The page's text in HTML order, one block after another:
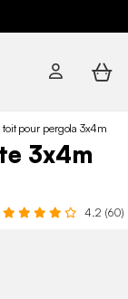
toit pour pergola 3x4m
3x4m
4.2 (60)